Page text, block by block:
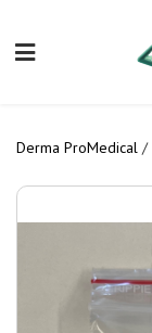
Derma ProMedical /